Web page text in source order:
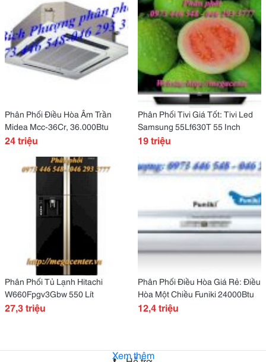
Phân Phối Điều Hòa Âm Trần
Midea Mcc-36Cr, 36.000Btu
24 triệu
Phân Phối Tivi Giá Tốt: Tivi Led
Samsung 55Lf630T 55 Inch
19 triệu
Phân Phối Tủ Lạnh Hitachi
W660Fpgv3Gbw 550 Lít
27,3 triệu
Phân Phối Điều Hòa Giá Rẻ: Điều
Hòa Một Chiều Funiki 24000Btu
12,4 triệu
Xem thêm